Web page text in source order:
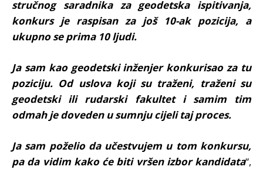
stručnog saradnika za geodetska ispitivanja,
konkurs je raspisan za još 10-ak pozicija, a
ukupno se prima 10 ljudi.
Ja sam kao geodetski inženjer konkurisao za tu
poziciju. Od uslova koji su traženi, traženi su
geodetski ili rudarski fakultet i samim tim
odmah je doveden u sumnju cijeli taj proces.
Ja sam poželio da učestvujem u tom konkursu,
pa da vidim kako će biti vršen izbor kandidata“,